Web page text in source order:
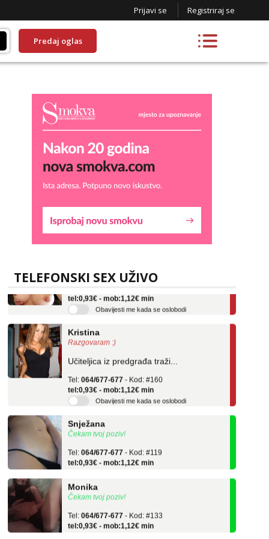
Prijavi se Registriraj se
Predaj oglas
TELEFONSKI SEX UŽIVO
Tel:064/677-677- Kod: #69
Obavijesti me kada se oslobodi
Razgovaram :)
tel:0,93€ - mob:1,12€ min
Obavijesti me kada se oslobodi
Čekam tvoj poziv!
tel:0,93€ - mob:1,12€ min
Čekam tvoj poziv!
tel:0,93€ - mob:1,12€ min